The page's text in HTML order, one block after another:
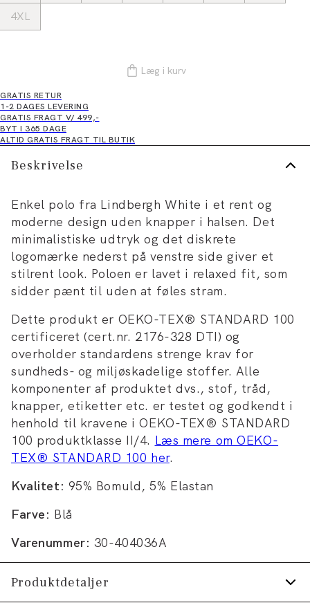
4XL
Læg i kurv
GRATIS RETUR
1-2 DAGES LEVERING
GRATIS FRAGT V/ 499,-
BYT I 365 DAGE
ALTID GRATIS FRAGT TIL BUTIK
Beskrivelse
Enkel polo fra Lindbergh White i et rent og
moderne design uden knapper i halsen. Det
minimalistiske udtryk og det diskrete
logomærke nederst på venstre side giver et
stilrent look. Poloen er lavet i relaxed fit, som
sidder pænt til uden at føles stram.
Dette produkt er OEKO-TEX® STANDARD 100
certificeret (cert.nr. 2176-328 DTI) og
overholder standardens strenge krav for
sundheds- og miljøskadelige stoffer. Alle
komponenter af produktet dvs., stof, tråd,
knapper, etiketter etc. er testet og godkendt i
henhold til kravene i OEKO-TEX® STANDARD
100 produktklasse II/4. Læs mere om OEKO-
TEX® STANDARD 100 her.
Kvalitet: 95% Bomuld, 5% Elastan
Farve: Blå
Varenummer: 30-404036A
Produktdetaljer